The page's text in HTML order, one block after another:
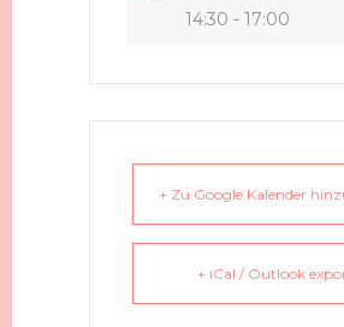
14:30 - 17:00
+ Zu Google Kalender
+ iCal / Outlook